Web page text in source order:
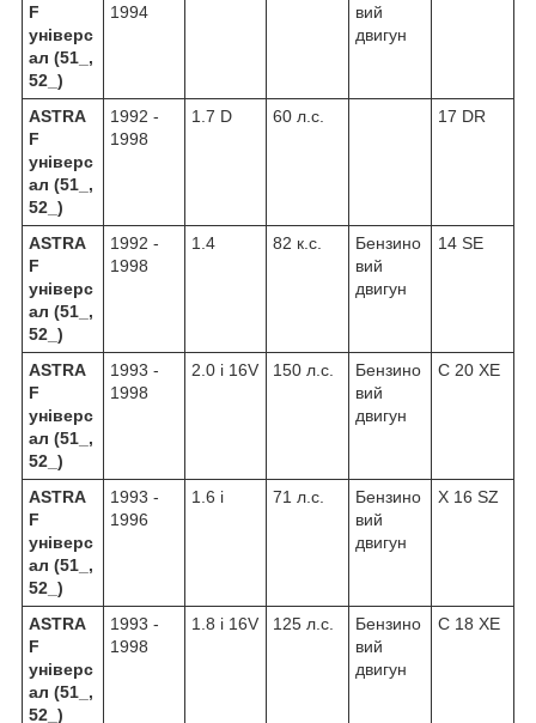
F
універс
ал (51_,
52_)
1994
вий
двигун
ASTRA
F
універс
ал (51_,
52_)
1992 -
1998
1.7 D 60 л.с. 17 DR
ASTRA
F
універс
ал (51_,
52_)
1992 -
1998
1.4 82 к.с.
Бензино
вий
двигун
14 SE
ASTRA
F
універс
ал (51_,
52_)
1993 -
1998
2.0 i 16V 150 л.с.
Бензино
вий
двигун
C 20 XE
ASTRA
F
універс
ал (51_,
52_)
1993 -
1996
1.6 i 71 л.с.
Бензино
вий
двигун
X 16 SZ
ASTRA
F
універс
ал (51_,
52_)
1993 -
1998
1.8 i 16V 125 л.с.
Бензино
вий
двигун
C 18 XE